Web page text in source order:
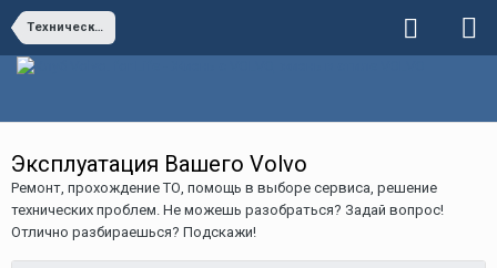
Технический раздел
Эксплуатация Вашего Volvo
Ремонт, прохождение ТО, помощь в выборе сервиса, решение
технических проблем. Не можешь разобраться? Задай вопрос!
Отлично разбираешься? Подскажи!